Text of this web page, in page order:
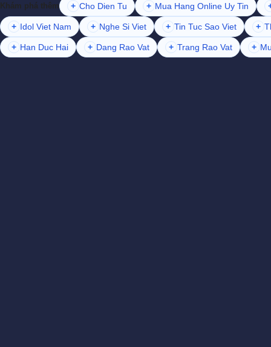
Khám phá thêm + Cho Dien Tu + Mua Hang Online Uy Tin
+ Idol Viet Nam + Nghe Si Viet + Tin Tuc Sao Viet +
+ Han Duc Hai + Dang Rao Vat + Trang Rao Vat +